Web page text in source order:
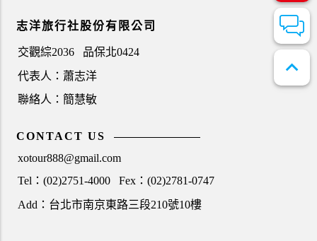
expand_less
志洋旅行社股份有限公司
交觀綜2036
品保北0424
代表人：蕭志洋
聯絡人：簡慧敏
CONTACT US
xotour888@gmail.com
Tel：(02)2751-4000
Fex：(02)2781-0747
Add：台北市南京東路三段210號10樓